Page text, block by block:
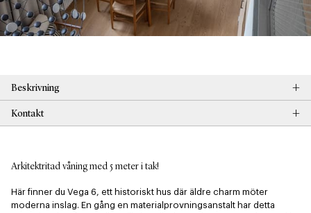
Beskrivning +
Kontakt +
Arkitektritad våning med 5 meter i tak!
Här finner du Vega 6, ett historiskt hus där äldre charm möter
moderna inslag. En gång en materialprovningsanstalt har detta